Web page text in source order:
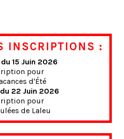
INSCRIPTIONS :
15 Juin 2026
pour
d'Été
22 Juin 2026
pour
de Laleu